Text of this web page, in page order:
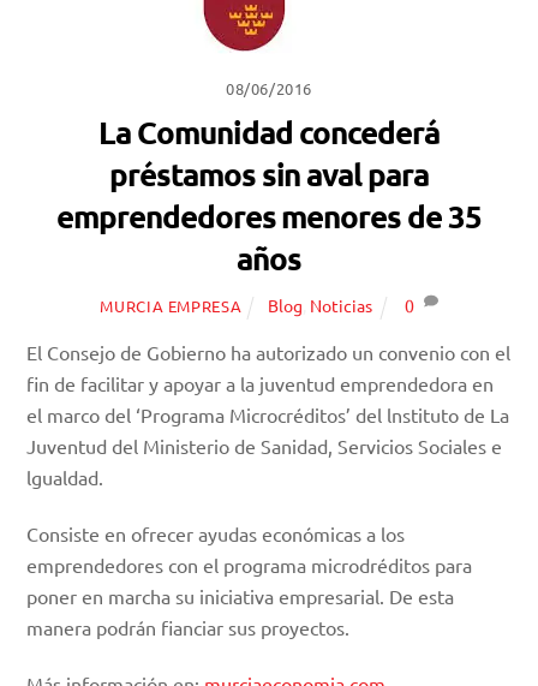
08/06/2016
La Comunidad concederá
préstamos sin aval para
emprendedores menores de 35
años
MURCIA EMPRESA Blog Noticias 0
El Consejo de Gobierno ha autorizado un convenio con el
fin de facilitar y apoyar a la juventud emprendedora en
el marco del ‘Programa Microcréditos’ del lnstituto de La
Juventud del Ministerio de Sanidad, Servicios Sociales e
lgualdad.
Consiste en ofrecer ayudas económicas a los
emprendedores con el programa microdréditos para
poner en marcha su iniciativa empresarial. De esta
manera podrán fianciar sus proyectos.